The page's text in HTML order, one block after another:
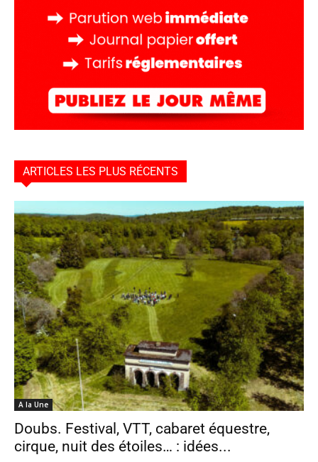
ARTICLES LES PLUS RÉCENTS
A la Une
Doubs. Festival, VTT, cabaret équestre,
cirque, nuit des étoiles… : idées...